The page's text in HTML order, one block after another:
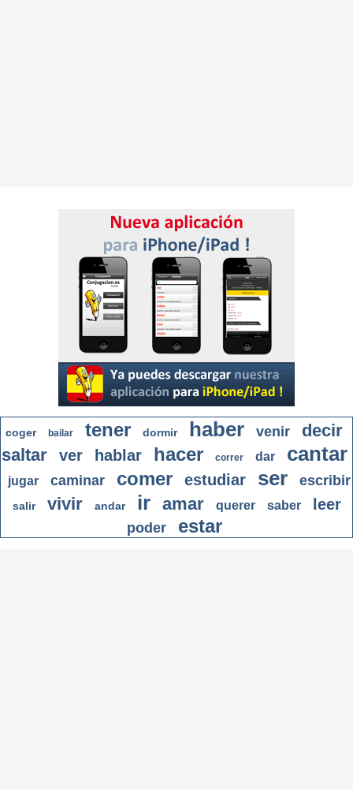
coger bailar tener dormir haber venir
decir
saltar
ver hablar hacer correr dar cantar
jugar caminar comer estudiar ser escribir
salir vivir andar ir amar querer saber leer
poder estar